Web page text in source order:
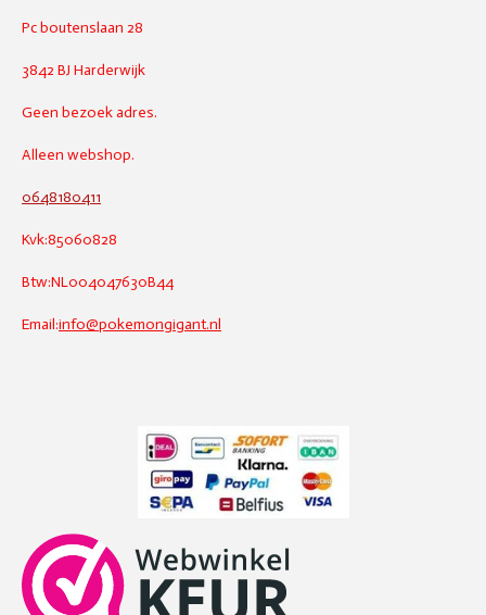
Pc boutenslaan 28
3842 BJ Harderwijk
Geen bezoek adres.
Alleen webshop.
0648180411
Kvk:85060828
Btw:NL004047630B44
Email:info@pokemongigant.nl